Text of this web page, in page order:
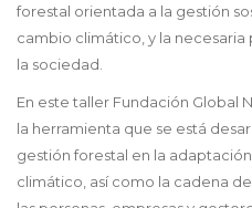
forestal orientada a la gestión
cambio climático, y la
la sociedad.
En este taller Fundación Global
la herramienta que se está
gestión forestal en la
climático, así como la cadena